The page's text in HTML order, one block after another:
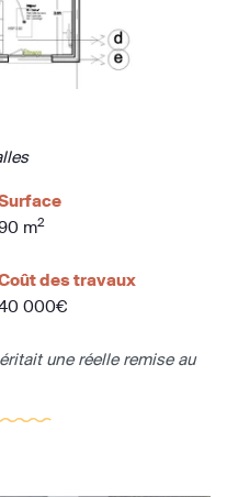
m2
des travaux
000€
une réelle remise au